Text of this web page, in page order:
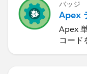
バッジ
Apex
Apex
コード